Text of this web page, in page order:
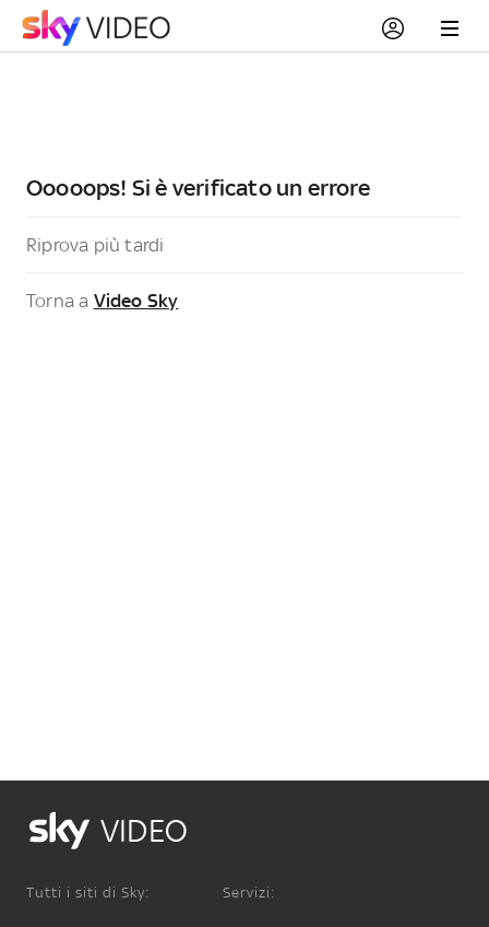
Ooooops! Si è verificato un errore
Riprova più tardi
Torna a Video Sky
VIDEO
Tutti i siti di Sky: Servizi: